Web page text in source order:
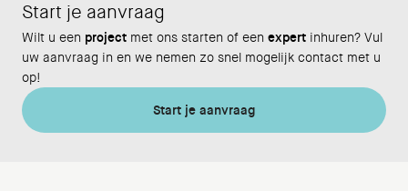
Start je aanvraag
Wilt u een project met ons starten of een expert inhuren? Vul
uw aanvraag in en we nemen zo snel mogelijk contact met u
op!
Start je aanvraag